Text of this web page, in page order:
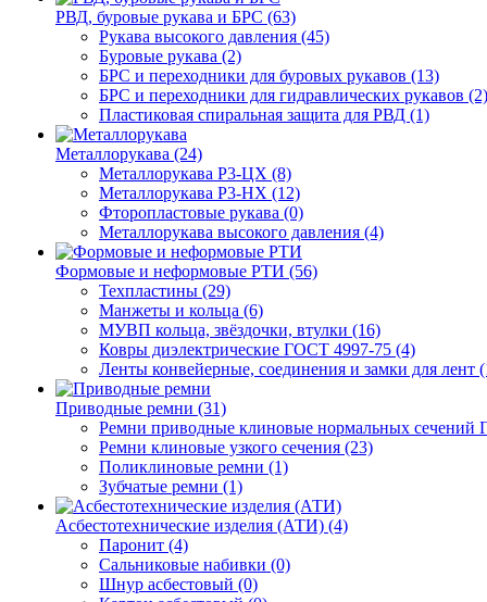
РВД, буровые рукава и БРС (63)
Рукава высокого давления (45)
Буровые рукава (2)
БРС и переходники для буровых рукавов (13)
БРС и переходники для гидравлических рукавов (2)
Пластиковая спиральная защита для РВД (1)
Металлорукава (24)
Металлорукава Р3-ЦХ (8)
Металлорукава Р3-НХ (12)
Фторопластовые рукава (0)
Металлорукава высокого давления (4)
Формовые и неформовые РТИ (56)
Техпластины (29)
Манжеты и кольца (6)
МУВП кольца, звёздочки, втулки (16)
Ковры диэлектрические ГОСТ 4997-75 (4)
Ленты конвейерные, соединения и замки для лент
Приводные ремни (31)
Ремни приводные клиновые нормальных сечений
Ремни клиновые узкого сечения (23)
Поликлиновые ремни (1)
Зубчатые ремни (1)
Асбестотехнические изделия (АТИ) (4)
Паронит (4)
Сальниковые набивки (0)
Шнур асбестовый (0)